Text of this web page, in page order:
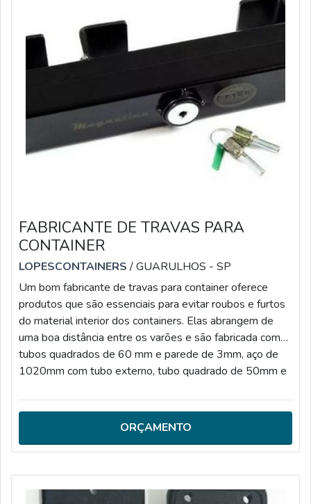
FABRICANTE DE TRAVAS PARA
CONTAINER
LOPESCONTAINERS/ GUARULHOS - SP
Um bom fabricante de travas para container oferece
produtos que são essenciais para evitar roubos e furtos
do material interior dos containers. Elas abrangem de
uma boa distância entre os varões e são fabricada com
tubos quadrados de 60 mm e parede de 3mm, aço de
1020mm com tubo externo, tubo quadrado de 50mm e
1020MAIS DETALHES SOBRE AS
CARACTERÍSTICAS DO PRODUTOA trava de de baú
reforça a segurança do veículo com sistema de
travamento exclusivo,
ORÇAMENTO